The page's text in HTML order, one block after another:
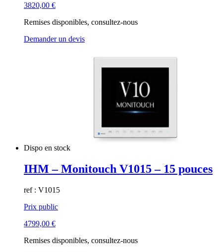
3820,00 €
Remises disponibles, consultez-nous
Demander un devis
Dispo en stock
IHM – Monitouch V1015 – 15 pouces
ref : V1015
Prix public
4799,00 €
Remises disponibles, consultez-nous